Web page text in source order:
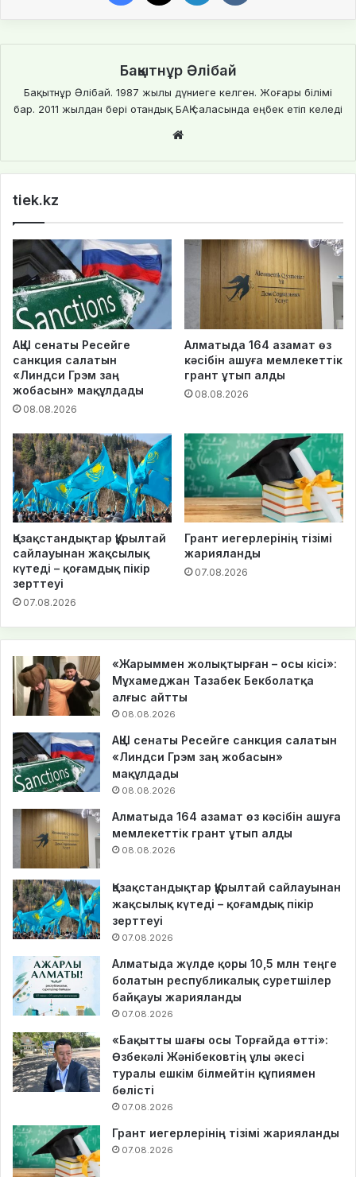
Бақытнұр Әлібай
Бақытнұр Әлібай. 1987 жылы дүниеге келген. Жоғары білімі
бар. 2011 жылдан бері отандық БАҚ саласында еңбек етіп келеді
te
tiek.kz
АҚШ сенаты Ресейге
санкция салатын
«Линдси Грэм заң
жобасын» мақұлдады
08.08.2026
Алматыда 164 азамат өз
кәсібін ашуға мемлекеттік
грант ұтып алды
08.08.2026
Қазақстандықтар Құрылтай
сайлауынан жақсылық
күтеді – қоғамдық пікір
зерттеуі
07.08.2026
Грант иегерлерінің тізімі
жарияланды
07.08.2026
«Жарыммен жолықтырған – осы кісі»:
Мұхамеджан Тазабек Бекболатқа
алғыс айтты
08.08.2026
АҚШ сенаты Ресейге санкция салатын
«Линдси Грэм заң жобасын»
мақұлдады
08.08.2026
Алматыда 164 азамат өз кәсібін ашуға
мемлекеттік грант ұтып алды
08.08.2026
Қазақстандықтар Құрылтай сайлауынан
жақсылық күтеді – қоғамдық пікір
зерттеуі
07.08.2026
Алматыда жүлде қоры 10,5 млн теңге
болатын республикалық суретшілер
байқауы жарияланды
07.08.2026
«Бақытты шағы осы Торғайда өтті»:
Өзбекәлі Жәнібековтің ұлы әкесі
туралы ешкім білмейтін құпиямен
бөлісті
07.08.2026
Грант иегерлерінің тізімі жарияланды
07.08.2026